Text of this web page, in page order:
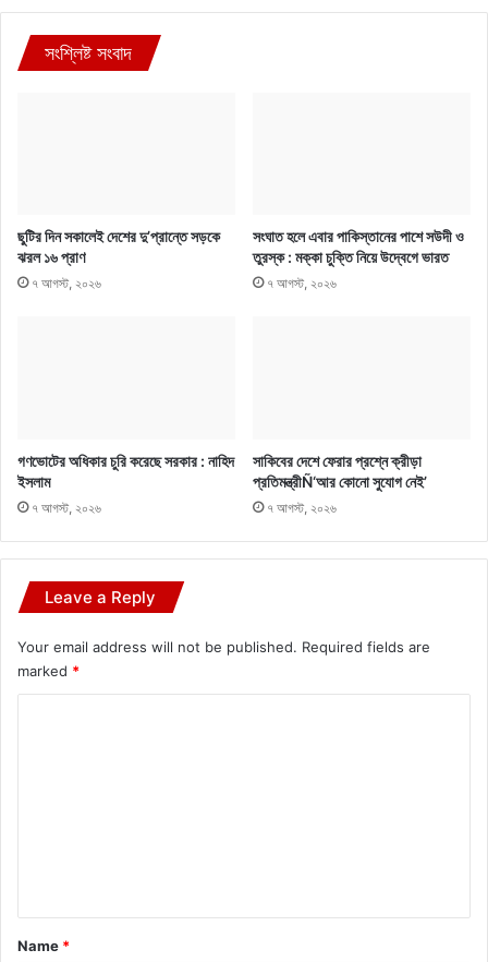
সংশ্লিষ্ট সংবাদ
ছুটির দিন সকালেই দেশের দু’প্রান্তে সড়কে
ঝরল ১৬ প্রাণ
৭ আগস্ট, ২০২৬
সংঘাত হলে এবার পাকিস্তানের পাশে সউদী ও
তুরস্ক : মক্কা চুক্তি নিয়ে উদ্বেগে ভারত
৭ আগস্ট, ২০২৬
গণভোটের অধিকার চুরি করেছে সরকার : নাহিদ
ইসলাম
৭ আগস্ট, ২০২৬
সাকিবের দেশে ফেরার প্রশ্নে ক্রীড়া
প্রতিমন্ত্রীÑ‘আর কোনো সুযোগ নেই’
৭ আগস্ট, ২০২৬
Leave a Reply
Your email address will not be published. Required fields are
marked *
*
Name *